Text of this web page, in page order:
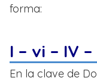
forma:
I – vi – IV –
En la clave de